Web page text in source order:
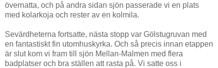
övernatta, och på andra sidan sjön passerade vi en plats
med kolarkoja och rester av en kolmila.
Sevärdheterna fortsatte, nästa stopp var Gölstugruvan med
en fantastiskt fin utomhuskyrka. Och så precis innan etappen
är slut kom vi fram till sjön Mellan-Malmen med flera
badplatser och bra ställen att rasta på. Vi satte oss i